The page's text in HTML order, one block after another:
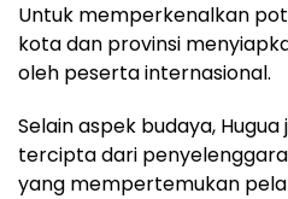
Untuk memperkenalkan
kota dan provinsi
oleh peserta internasional.
Selain aspek budaya,
tercipta dari
yang mempertemukan